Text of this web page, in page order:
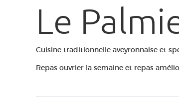
Le
Cuisine traditionnelle aveyronnaise et
Repas ouvrier la semaine et repas